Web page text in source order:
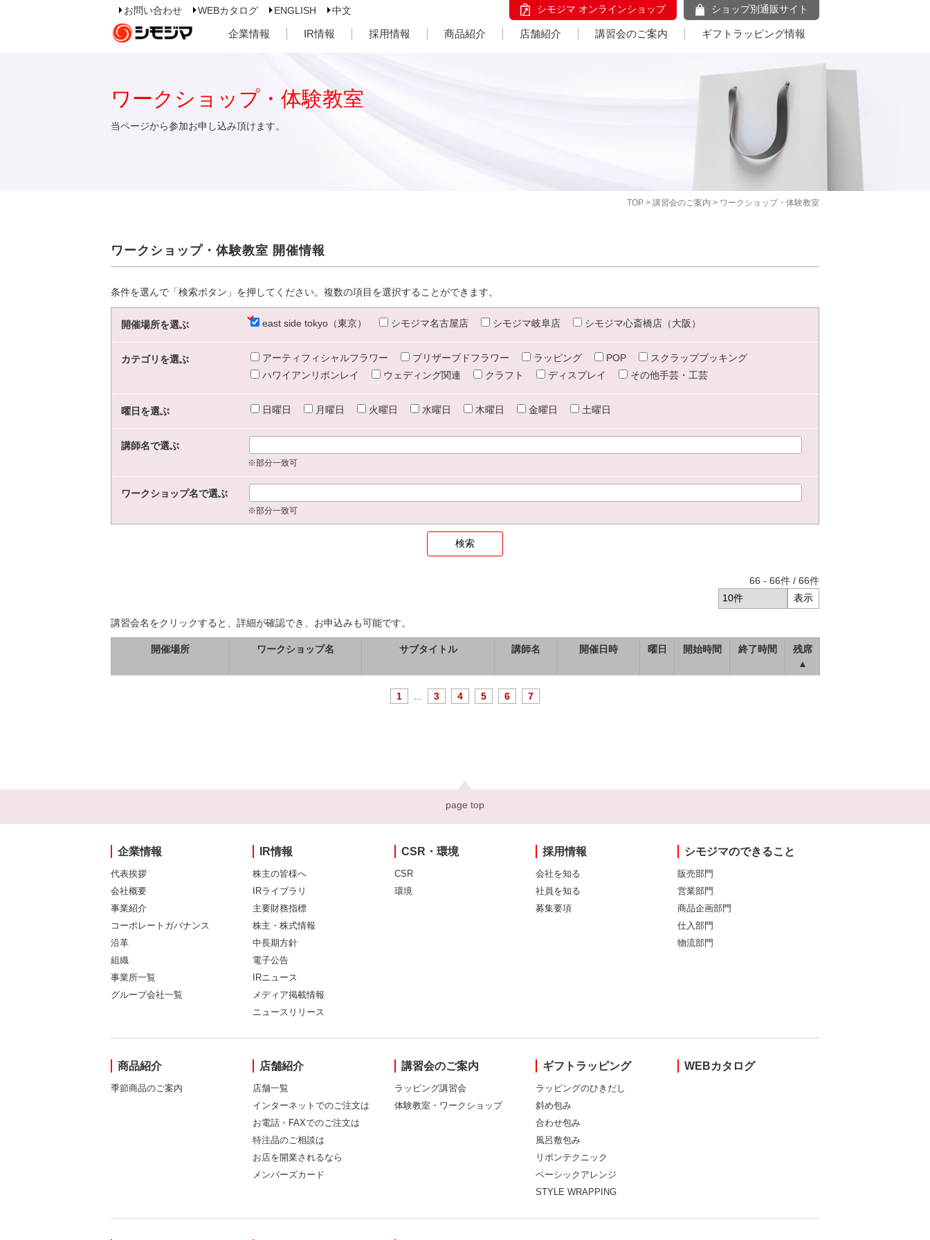
お問い合わせ WEBカタログ ENGLISH 中文 シモジマ オンラインショップ ショップ別通販サイト
企業情報 IR情報 採用情報 商品紹介 店舗紹介 講習会のご案内 ギフトラッピング情報
TOP > 講習会のご案内 > ワークショップ・体験教室
ワークショップ・体験教室
当ページから参加お申し込み頂けます。
ワークショップ・体験教室 開催情報
条件を選んで「検索ボタン」を押してください。複数の項目を選択することができます。
開催場所を選ぶ east side tokyo（東京） シモジマ名古屋店 シモジマ岐阜店 シモジマ心斎橋店（大阪）
カテゴリを選ぶ アーティフィシャルフラワー プリザーブドフラワー ラッピング POP
スクラップブッキング
ハワイアンリボンレイ
ウェディング関連 クラフト ディスプレイ その他手芸・工芸
曜日を選ぶ 日曜日 月曜日 火曜日 水曜日 木曜日 金曜日 土曜日
講師名で選ぶ
※部分一致可
ワークショップ名で選ぶ
※部分一致可
66 - 66件 / 66件
講習会名をクリックすると、詳細が確認でき、お申込みも可能です。
開催場所 ワークショップ名 サブタイトル 講師名 開催日時 曜日 開始時間 終了時間
残席
▲
1 3 4 5 6 7
page top
企業情報
代表挨拶
会社概要
事業紹介
コーポレートガバナンス
沿革
組織
事業所一覧
グループ会社一覧
IR情報
株主の皆様へ
IRライブラリ
主要財務指標
株主・株式情報
中長期方針
電子公告
IRニュース
メディア掲載情報
ニュースリリース
CSR・環境
CSR
環境
採用情報
会社を知る
社員を知る
募集要項
シモジマのできること
販売部門
営業部門
商品企画部門
仕入部門
物流部門
商品紹介
季節商品のご案内
店舗紹介
店舗一覧
インターネットでのご注文は
お電話・FAXでのご注文は
特注品のご相談は
お店を開業されるなら
メンバーズカード
講習会のご案内
ラッピング講習会
体験教室・ワークショップ
ギフトラッピング
ラッピングのひきだし
斜め包み
合わせ包み
風呂敷包み
リボンテクニック
ベーシックアレンジ
STYLE WRAPPING
WEBカタログ